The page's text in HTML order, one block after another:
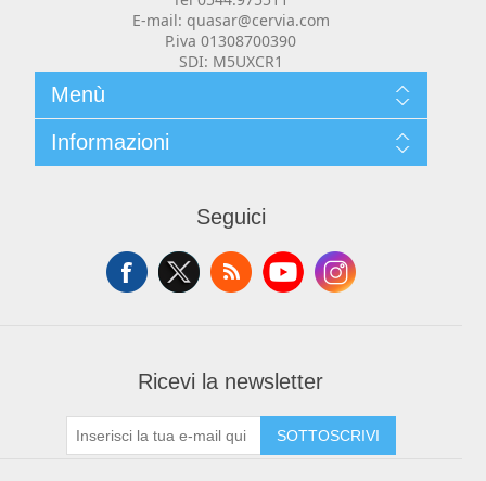
Web Advertising
E-mail: quasar@cervia.com
P.iva 01308700390
SDI: M5UXCR1
Menù
Contenuti
Informazioni
Condizioni, spedizioni e resi
Seguici
Ricevi la newsletter
SOTTOSCRIVI